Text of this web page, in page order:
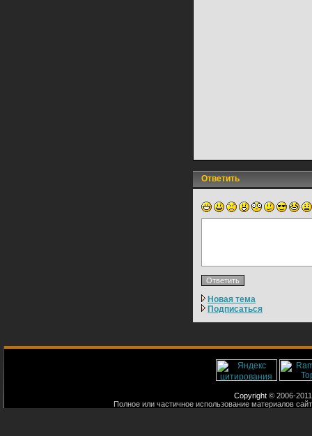
Ответить
Новая тема
Подписаться
Copyright © 2006-
Полное или частичное использование материалов